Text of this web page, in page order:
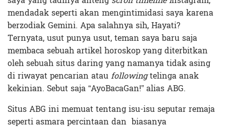
mendadak seperti akan mengintimidasi saya karena
berzodiak Gemini. Apa salahnya sih, Hayati?
Ternyata, usut punya usut, teman saya baru saja
membaca sebuah artikel horoskop yang diterbitkan
oleh sebuah situs daring yang namanya tidak asing
di riwayat pencarian ataufollowingtelinga anak
kekinian. Sebut saja “AyoBacaGan!” alias ABG.
Situs ABG ini memuat tentang isu-isu seputar remaja
seperti asmara percintaan dan biasanya